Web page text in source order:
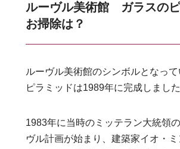
ルーヴル美術館 ガラスの
お掃除は？
ルーヴル美術館のシンボルとなっ
ピラミッドは1989年に完成しました
1983年に当時のミッテラン大統領
ヴル計画が始まり、建築家イオ・ミ